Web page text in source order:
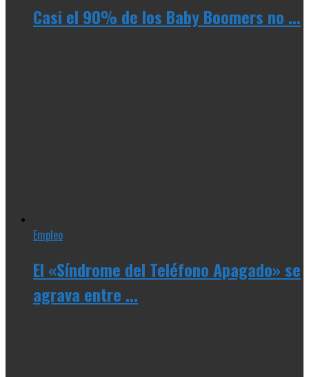
Casi el 90% de los Baby Boomers no ...
Empleo
El «Síndrome del Teléfono Apagado» se
agrava entre ...